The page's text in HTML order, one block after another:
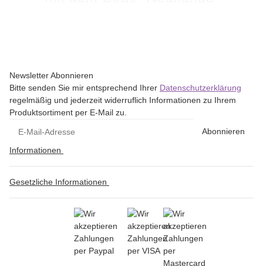
Newsletter Abonnieren
Bitte senden Sie mir entsprechend Ihrer Datenschutzerklärung
regelmäßig und jederzeit widerruflich Informationen zu Ihrem
Produktsortiment per E-Mail zu.
Abonnieren
Informationen
Gesetzliche Informationen